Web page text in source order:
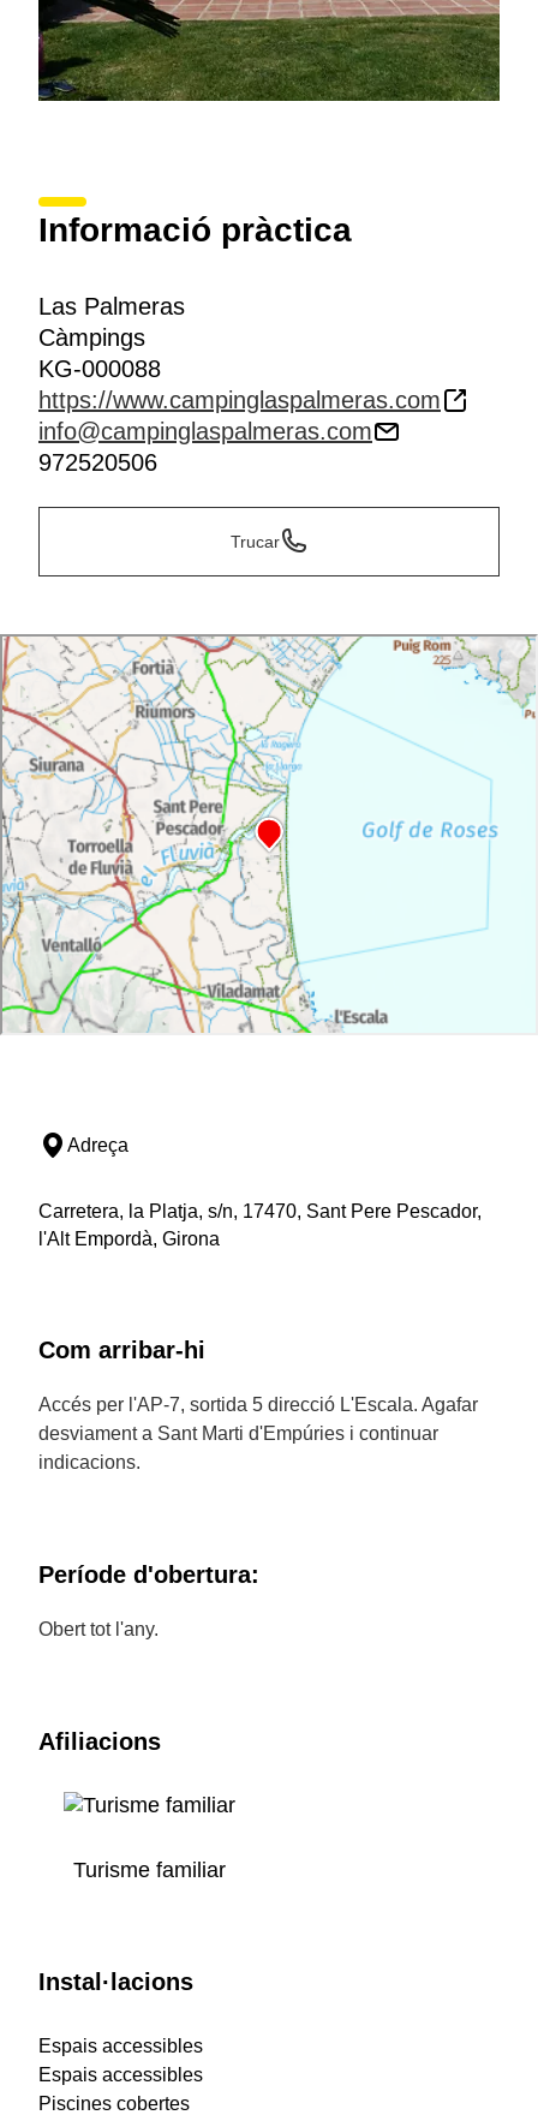
Informació pràctica
Las Palmeras
Càmpings
KG-000088
https://www.campinglaspalmeras.com
info@campinglaspalmeras.com
972520506
Trucar
Adreça
Carretera, la Platja, s/n, 17470, Sant Pere Pescador,
l'Alt Empordà, Girona
Com arribar-hi
Accés per l'AP-7, sortida 5 direcció L'Escala. Agafar
desviament a Sant Marti d'Empúries i continuar
indicacions.
Període d'obertura:
Obert tot l'any.
Afiliacions
Turisme familiar
Instal·lacions
Espais accessibles
Espais accessibles
Piscines cobertes